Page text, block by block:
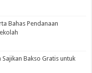
Bahas Pendanaan
Bakso Gratis untuk